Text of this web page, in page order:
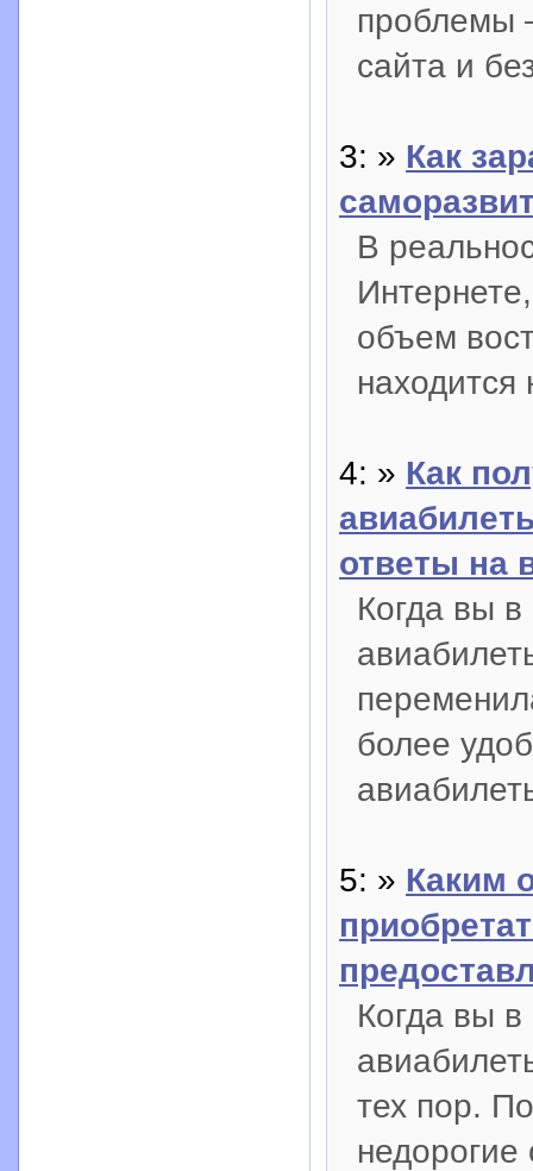
проблемы
сайта и
3: » Как
В
объем
находится
4: » Как
ответы на
Когда вы
более
5: » Каким
Когда вы
тех пор.